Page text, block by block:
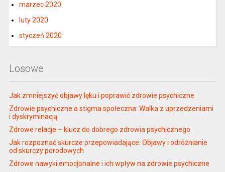
marzec 2020
luty 2020
styczeń 2020
Losowe
Jak zmniejszyć objawy lęku i poprawić zdrowie psychiczne
Zdrowie psychiczne a stigma społeczna: Walka z uprzedzeniami
i dyskryminacją
Zdrowe relacje – klucz do dobrego zdrowia psychicznego
Jak rozpoznać skurcze przepowiadające: Objawy i odróżnianie
od skurczy porodowych
Zdrowe nawyki emocjonalne i ich wpływ na zdrowie psychiczne